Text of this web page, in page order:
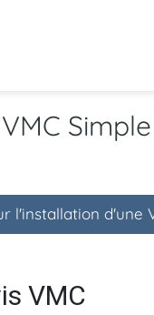
l'installation d'une
VMC